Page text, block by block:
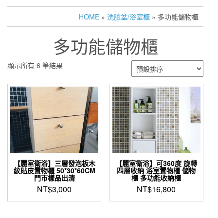
HOME » 洗臉盆/浴室櫃 » 多功能儲物櫃
多功能儲物櫃
顯示所有 6 筆結果
【麗室衛浴】三層發泡板木
紋貼皮置物櫃 50*30*60CM
門市樣品出清
NT$3,000
【麗室衛浴】可360度 旋轉
四層收納 浴室置物櫃 儲物
櫃 多功能收納櫃
NT$16,800